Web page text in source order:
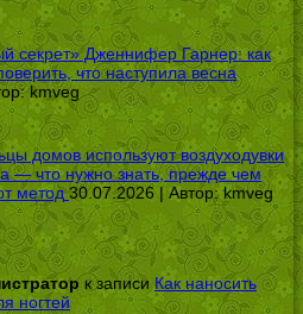
секрет» Дженнифер Гарнер: как
что наступила весна
kmveg
домов используют воздуходувки
— что нужно знать, прежде чем
метод 30.07.2026 | Автор:kmveg
к записиКак наносить
ногтей